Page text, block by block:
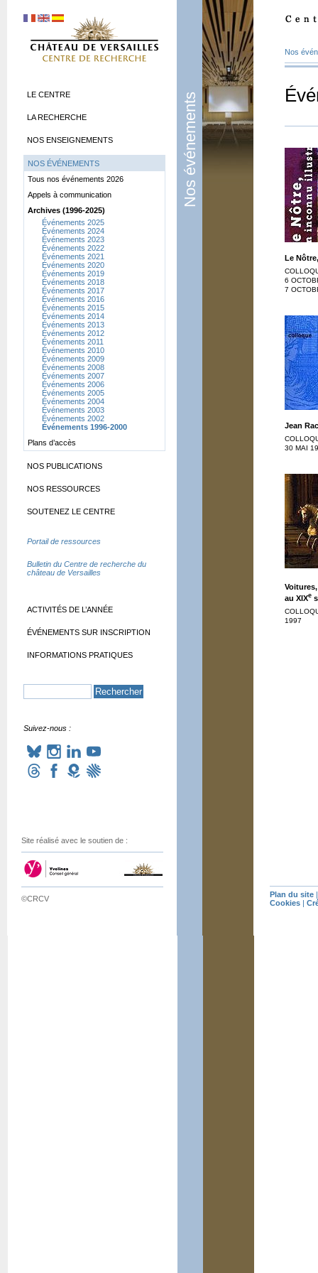
Nos événements
Nos
Le
6
7
Jean
30 MAI
au XIXe
1997
LE CENTRE
LA RECHERCHE
NOS ENSEIGNEMENTS
NOS ÉVÉNEMENTS
Tous nos événements 2026
Appels à communication
Archives (1996-2025)
Événements 2025
Événements 2024
Événements 2023
Événements 2022
Événements 2021
Événements 2020
Événements 2019
Événements 2018
Événements 2017
Événements 2016
Événements 2015
Événements 2014
Événements 2013
Événements 2012
Événements 2011
Événements 2010
Événements 2009
Événements 2008
Événements 2007
Événements 2006
Événements 2005
Événements 2004
Événements 2003
Événements 2002
Événements 1996-2000
Plans d’accès
NOS PUBLICATIONS
NOS RESSOURCES
SOUTENEZ LE CENTRE
Portail de ressources
Bulletin du Centre de recherche du
château de Versailles
ACTIVITÉS DE L’ANNÉE
ÉVÉNEMENTS SUR INSCRIPTION
INFORMATIONS PRATIQUES
Suivez-nous :
Site réalisé avec le soutien de :
©CRCV Plan du site
Cookies |